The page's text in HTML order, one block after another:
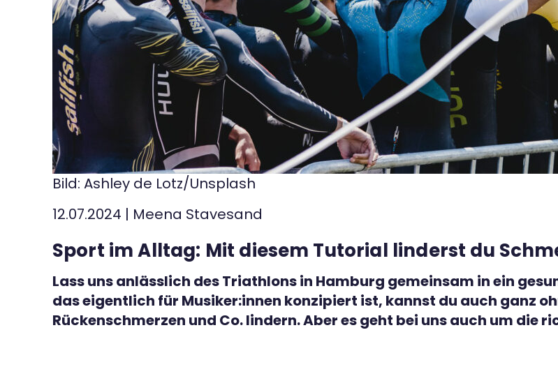
Kontakt
Bild: Ashley de Lotz/Unsplash
12.07.2024 | Meena Stavesand
Sport im Alltag: Mit diesem Tutorial linderst du
Lass uns anlässlich des Triathlons in Hamburg gemeinsam in ein
das eigentlich für Musiker:innen konzipiert ist, kannst du auch ganz
Rückenschmerzen und Co. lindern. Aber es geht bei uns auch um die